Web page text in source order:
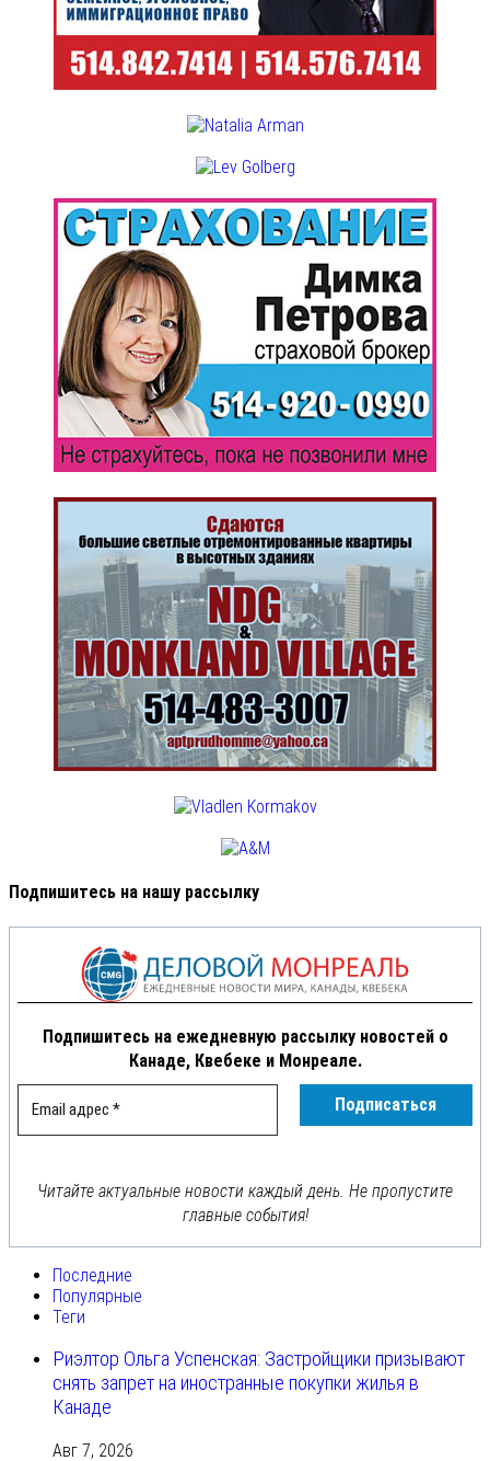
Подпишитесь на нашу рассылку
Подпишитесь на ежедневную рассылку новостей о
Канаде, Квебеке и Монреале.
Читайте актуальные новости каждый день. Не пропустите
главные события!
Последние
Популярные
Теги
Риэлтор Ольга Успенская: Застройщики призывают
снять запрет на иностранные покупки жилья в
Канаде
Авг 7, 2026